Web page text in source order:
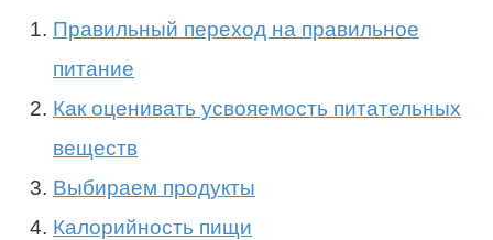
Правильный переход на правильное
питание
Как оценивать усвояемость питательных
веществ
Выбираем продукты
Калорийность пищи